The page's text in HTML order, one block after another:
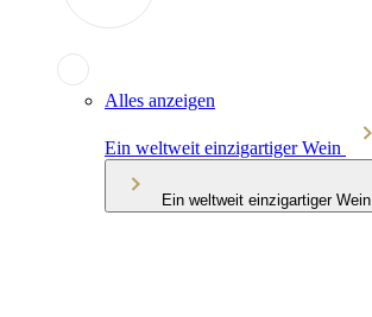
Alles anzeigen
Ein weltweit einzigartiger Wein
Ein weltweit einzigartiger Wein